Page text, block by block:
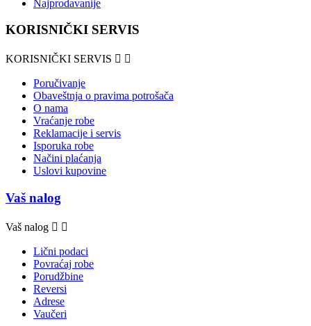
Najprodavanije
KORISNIČKI SERVIS
KORISNIČKI SERVIS  
Poručivanje
Obaveštnja o pravima potrošača
O nama
Vraćanje robe
Reklamacije i servis
Isporuka robe
Načini plaćanja
Uslovi kupovine
Vaš nalog
Vaš nalog  
Lični podaci
Povraćaj robe
Porudžbine
Reversi
Adrese
Vaučeri